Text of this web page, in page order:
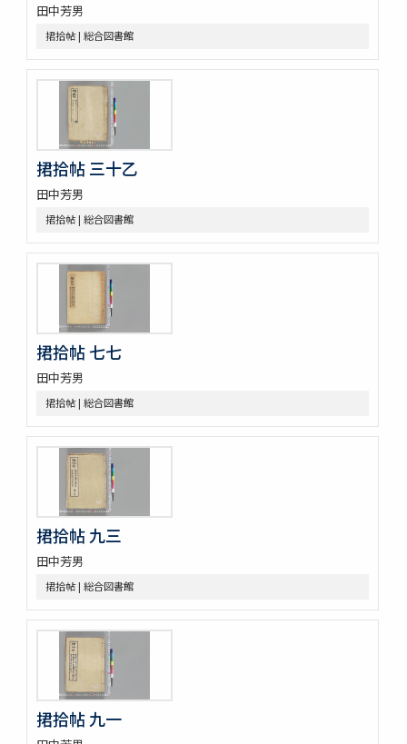
砂糖製作記 : 砂糖の作りかたをしる
合食禁 : 同時忌物
傳演味玄集 3巻
周定王救荒本草和名選 14巻
羊歯印影圖
新定羊齒目録 1巻附羊歯目録1巻
尾張吉田雀巣庵主人遺稿草木写生図
救荒夲草記聞 14巻附救荒野譜紀聞1巻補遺1巻
艸木譜目録 2巻
南海包譜 3巻附録1巻
草木冩生啚 4巻
筑肥植物一斑 : 明治十ニ年紀行抜萃
蟲豸類 1巻付1巻
南海禽譜 6巻
鯨鰌正圖
蟲譜 11巻
砂挼子蠨蛸圖説
麞説
蘭畹摘芳 初編3巻
有用植物圖 3巻
動物訓蒙
動物學 2巻
内外博覽會ニ關スル調査資料
田中芳男
捃拾帖 | 総合図書館
捃拾帖 三十乙
田中芳男
捃拾帖 | 総合図書館
捃拾帖 七七
田中芳男
捃拾帖 | 総合図書館
捃拾帖 九三
田中芳男
捃拾帖 | 総合図書館
捃拾帖 九一